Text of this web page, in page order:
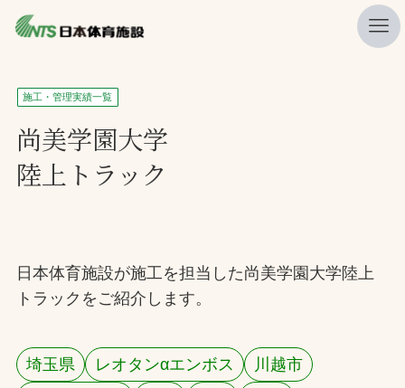
私たちの強み
ニュース
プレスリリース
施工・管理実績一覧
会社概要
採用情報
施工・管理実績一覧
尚美学園大学
陸上トラック
日本体育施設が施工を担当した尚美学園大学陸上
トラックをご紹介します。
埼玉県 レオタンαエンボス
川越市